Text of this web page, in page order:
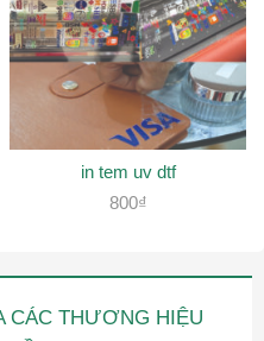
in tem uv dtf
800₫
CÁC THƯƠNG HIỆU